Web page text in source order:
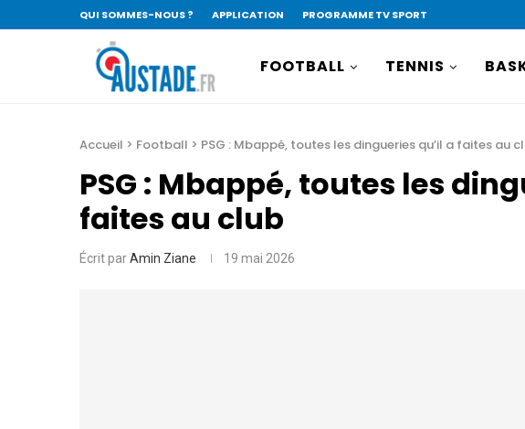
QUI SOMMES-NOUS ? APPLICATION PROGRAMME TV SPORT
FOOTBALL TENNIS
Accueil > Football > PSG : Mbappé, toutes les dingueries qu’il a faites au
PSG : Mbappé, toutes les
faites au club
Écrit parAmin Ziane 19 mai 2026